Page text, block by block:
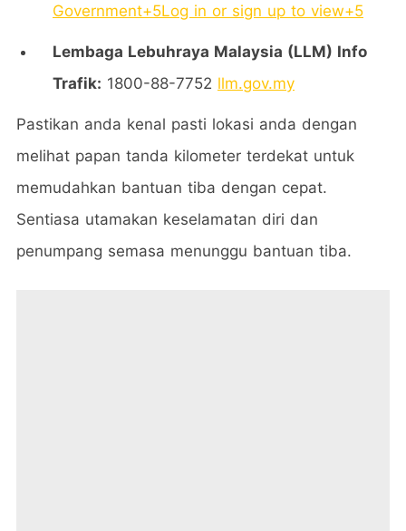
Government+5Log in or sign up to view+5
Lembaga Lebuhraya Malaysia (LLM) Info
Trafik: 1800-88-7752 llm.gov.my
Pastikan anda kenal pasti lokasi anda dengan
melihat papan tanda kilometer terdekat untuk
memudahkan bantuan tiba dengan cepat.
Sentiasa utamakan keselamatan diri dan
penumpang semasa menunggu bantuan tiba.